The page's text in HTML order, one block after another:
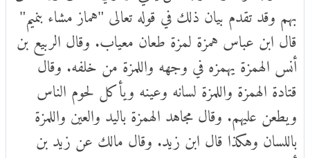
بهم وقد تقدم بيان ذلك في قوله تعالى "هماز مشاء بنميم"
قال ابن عباس همزة لمزة طعان معياب. وقال الربيع بن
أنس الهمزة يهمزه في وجهه واللمزة من خلفه. وقال
قتادة الهمزة واللمزة لسانه وعينه ويأكل لحوم الناس
ويطعن عليهم. وقال مجاهد الهمزة باليد والعين واللمزة
باللسان وهكذا قال ابن زيد. وقال مالك عن زيد بن